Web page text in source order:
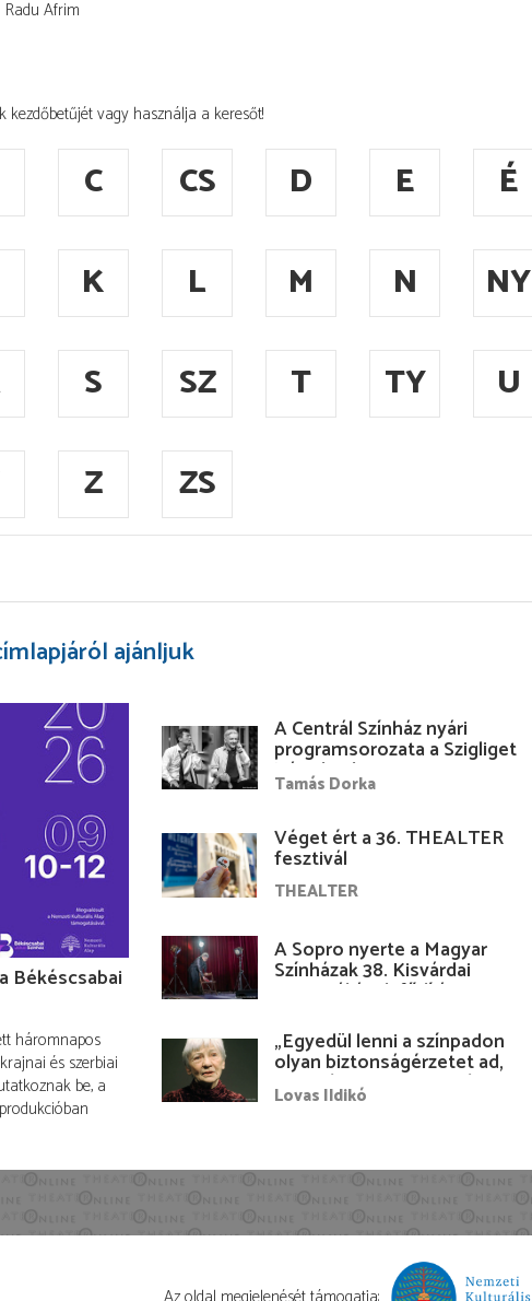
Radu Afrim
vagy használja a keresőt!
C CS D E É
K L M N NY
S SZ T TY U
Z ZS
ajánljuk
Békéscsabai
háromnapos
és szerbiai
be, a
A Centrál Színház nyári
programsorozata a Szigliget
Várudvarban
Tamás Dorka
Véget ért a 36. THEALTER
fesztivál
THEALTER
A Sopro nyerte a Magyar
Színházak 38. Kisvárdai
Fesztiváljának fődíját
„Egyedül lenni a színpadon
olyan biztonságérzetet ad,
hogy lám, mindenki más
nélkül is megvagyok
Lovas Ildikó